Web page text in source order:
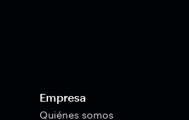
Empresa
Quiénes somos